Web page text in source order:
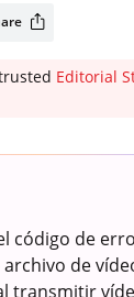
Editorial
código de
de
transmitir